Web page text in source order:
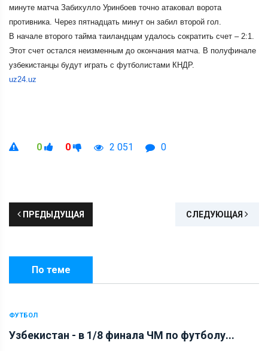
минуте матча Забихулло Уринбоев точно атаковал ворота
противника. Через пятнадцать минут он забил второй гол.
В начале второго тайма таиландцам удалось сократить счет – 2:1.
Этот счет остался неизменным до окончания матча. В полуфинале
узбекистанцы будут играть с футболистами КНДР.
uz24.uz
0 0 2 051 0
ПРЕДЫДУЩАЯ СЛЕДУЮЩАЯ
По теме
ФУТБОЛ
Узбекистан - в 1/8 финала ЧМ по футболу...